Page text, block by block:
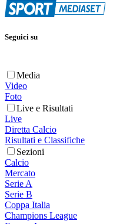
Seguici su
Media
Video
Foto
Live e Risultati
Live
Diretta Calcio
Risultati e Classifiche
Sezioni
Calcio
Mercato
Serie A
Serie B
Coppa Italia
Champions League